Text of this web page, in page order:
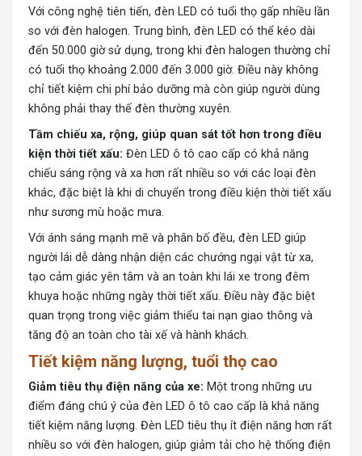
Với công nghệ tiên tiến, đèn LED có tuổi thọ gấp nhiều lần
so với đèn halogen. Trung bình, đèn LED có thể kéo dài
đến 50.000 giờ sử dụng, trong khi đèn halogen thường chỉ
có tuổi thọ khoảng 2.000 đến 3.000 giờ. Điều này không
chỉ tiết kiệm chi phí bảo dưỡng mà còn giúp người dùng
không phải thay thế đèn thường xuyên.
Tầm chiếu xa, rộng, giúp quan sát tốt hơn trong điều
kiện thời tiết xấu: Đèn LED ô tô cao cấp có khả năng
chiếu sáng rộng và xa hơn rất nhiều so với các loại đèn
khác, đặc biệt là khi di chuyển trong điều kiện thời tiết xấu
như sương mù hoặc mưa.
Với ánh sáng mạnh mẽ và phân bố đều, đèn LED giúp
người lái dễ dàng nhận diện các chướng ngại vật từ xa,
tạo cảm giác yên tâm và an toàn khi lái xe trong đêm
khuya hoặc những ngày thời tiết xấu. Điều này đặc biệt
quan trọng trong việc giảm thiểu tai nạn giao thông và
tăng độ an toàn cho tài xế và hành khách.
Tiết kiệm năng lượng, tuổi thọ cao
Giảm tiêu thụ điện năng của xe: Một trong những ưu
điểm đáng chú ý của đèn LED ô tô cao cấp là khả năng
tiết kiệm năng lượng. Đèn LED tiêu thụ ít điện năng hơn rất
nhiều so với đèn halogen, giúp giảm tải cho hệ thống điện